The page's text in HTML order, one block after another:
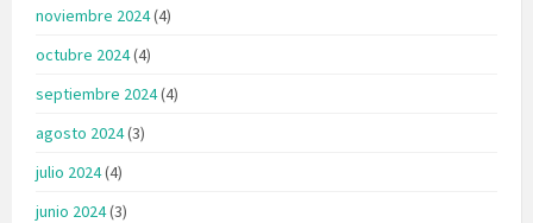
noviembre 2024(4)
octubre 2024(4)
septiembre 2024(4)
agosto 2024(3)
julio 2024(4)
junio 2024(3)